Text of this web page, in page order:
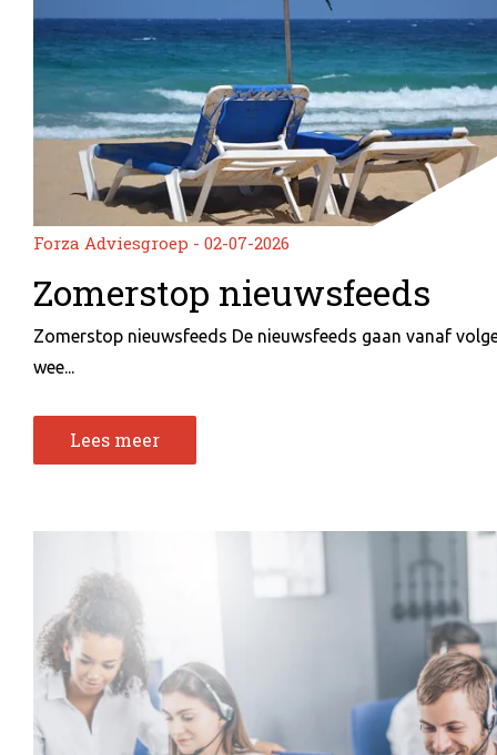
Forza Adviesgroep - 02-07-2026
Zomerstop nieuwsfeeds
Zomerstop nieuwsfeeds De nieuwsfeeds gaan vanaf
wee...
Lees meer